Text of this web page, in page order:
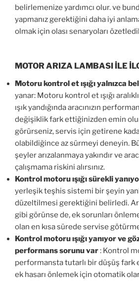
belirlemenize yardımcı olur. ve
yapmanız gerektiğini daha iyi
olmak için olası senaryoları
MOTOR ARIZA LAMBASI İLE
Motoru kontrol et ışığı yalnızca
yanar: Motoru kontrol et ışığı
ışık yandığında aracınızın
değişiklik fark ettiğinizden emin
görürseniz, servis için getirene kadar
olabildiğince az sürmeyi deneyin.
şeyler arızalanmaya yakındır ve
çalışmama riskini alırsınız.
Kontrol motoru ışığı sürekli
yerleşik teşhis sistemi bir şeyin
düzeltilmesi gerektiğini belirledi.
gibi görünse de, ek sorunları
olan en kısa sürede servise
Kontrol motoru ışığı yanıyor ve
performans sorunu var: Kontrol
performansta tutarlı bir düşüş fark
ek hasarı önlemek için otomatik